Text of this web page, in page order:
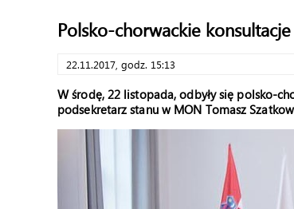
Polsko-chorwackie konsultacje
22.11.2017, godz. 15:13
W środę, 22 listopada, odbyły się polsko-
podsekretarz stanu w MON Tomasz